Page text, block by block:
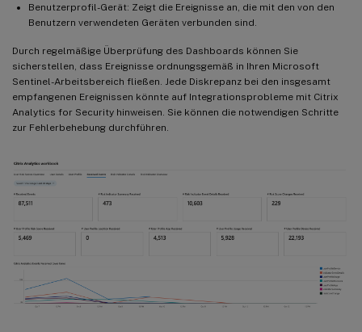
Benutzerprofil-Gerät: Zeigt die Ereignisse an, die mit den von den
Benutzern verwendeten Geräten verbunden sind.
Durch regelmäßige Überprüfung des Dashboards können Sie
sicherstellen, dass Ereignisse ordnungsgemäß in Ihren Microsoft
Sentinel-Arbeitsbereich fließen. Jede Diskrepanz bei den insgesamt
empfangenen Ereignissen könnte auf Integrationsprobleme mit Citrix
Analytics for Security hinweisen. Sie können die notwendigen Schritte
zur Fehlerbehebung durchführen.